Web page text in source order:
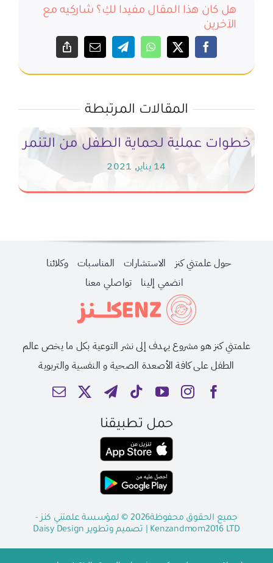
هل كان هذا المقال مفيدا لكِ؟ شاركِيه مع
الآخرين
المقالات المرتبطة
خطوات عملية لحماية الطفل من التنمر
14 يناير, 2021
حول علمتني كنز الاستشارات المناسبات
وكلائنا
انضمي إلينا
تواصلي معنا
علمتني كنز هو مشروع يهدف إلى نشر التوعية بكل ما يخص عالم
الطفل على كافة الأصعدة الصحية و النفسية والتربوية
حمل تطبيقنا
جميع الحقوق محفوظة2026 © لمؤسسة علمتني كنز -
Kenzandmom2016 LTD | تصميم وتطويرDaisy Design